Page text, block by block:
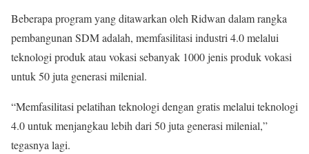
Beberapa program yang ditawarkan oleh Ridwan dalam rangka
pembangunan SDM adalah, memfasilitasi industri 4.0 melalui
teknologi produk atau vokasi sebanyak 1000 jenis produk vokasi
untuk 50 juta generasi milenial.
“Memfasilitasi pelatihan teknologi dengan gratis melalui teknologi
4.0 untuk menjangkau lebih dari 50 juta generasi milenial,”
tegasnya lagi.